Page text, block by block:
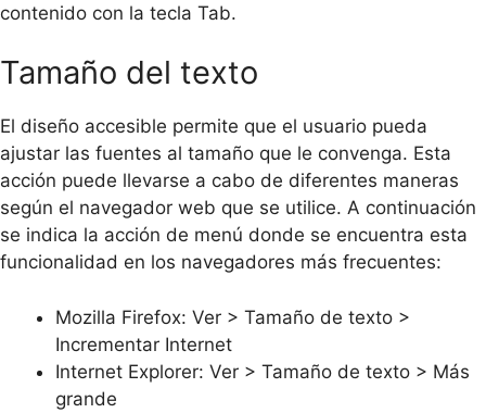
contenido con la tecla Tab.
Tamaño del texto
El diseño accesible permite que el usuario pueda
ajustar las fuentes al tamaño que le convenga. Esta
acción puede llevarse a cabo de diferentes maneras
según el navegador web que se utilice. A continuación
se indica la acción de menú donde se encuentra esta
funcionalidad en los navegadores más frecuentes:
Mozilla Firefox: Ver > Tamaño de texto >
Incrementar Internet
Internet Explorer: Ver > Tamaño de texto > Más
grande